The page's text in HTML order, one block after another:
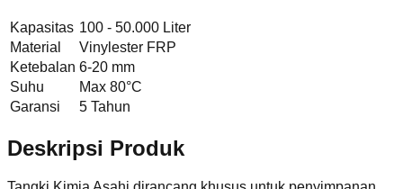
Kapasitas 100 - 50.000 Liter
Material
Vinylester FRP
Ketebalan 6-20 mm
Suhu
Max 80°C
Garansi
5 Tahun
Deskripsi Produk